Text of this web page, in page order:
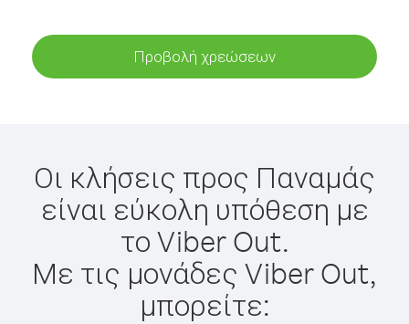
Προβολή χρεώσεων
Οι κλήσεις προς Παναμάς
είναι εύκολη υπόθεση με
το Viber Out.
Με τις μονάδες Viber Out,
μπορείτε: